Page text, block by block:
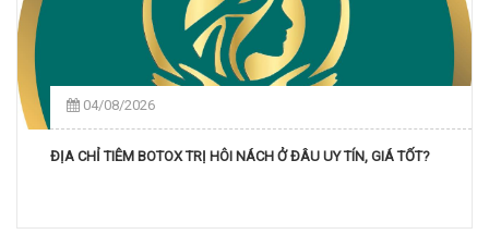
04/08/2026
ĐỊA CHỈ TIÊM BOTOX TRỊ HÔI NÁCH Ở ĐÂU UY TÍN, GIÁ TỐT?